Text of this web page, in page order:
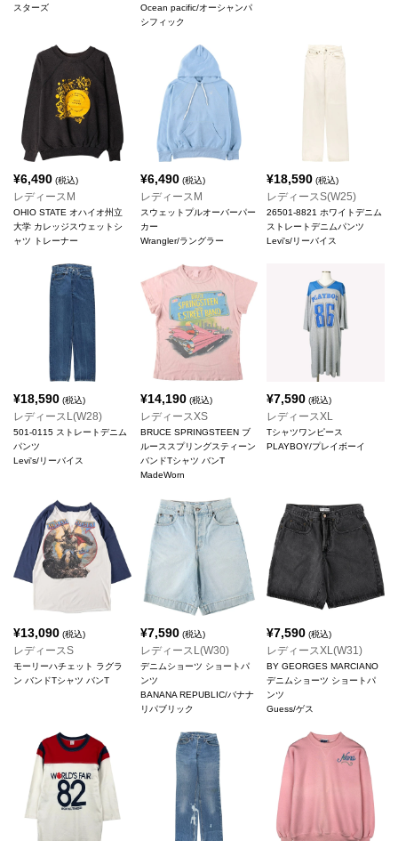
スターズ
Ocean pacific/オーシャンパ
シフィック
¥6,490 (税込)
レディースM
OHIO STATE オハイオ州立
大学 カレッジスウェットシ
ャツ トレーナー
¥6,490(税込)
レディースM
スウェットプルオーバーパー
カー
Wrangler/ラングラー
¥18,590 (税込)
レディースS(W25)
26501-8821 ホワイトデニム
ストレートデニムパンツ
Levi's/リーバイス
¥18,590 (税込)
レディースL(W28)
501-0115 ストレートデニム
パンツ
Levi's/リーバイス
¥14,190(税込)
レディースXS
BRUCE SPRINGSTEEN ブ
ルーススプリングスティーン
バンドTシャツ バンT
MadeWorn
¥7,590 (税込)
レディースXL
Tシャツワンピース
PLAYBOY/プレイボーイ
¥13,090 (税込)
レディースS
モーリーハチェット ラグラ
ン バンドTシャツ バンT
¥7,590(税込)
レディースL(W30)
デニムショーツ ショートパ
ンツ
BANANA REPUBLIC/バナナ
リパブリック
¥7,590 (税込)
レディースXL(W31)
BY GEORGES MARCIANO
デニムショーツ ショートパ
ンツ
Guess/ゲス